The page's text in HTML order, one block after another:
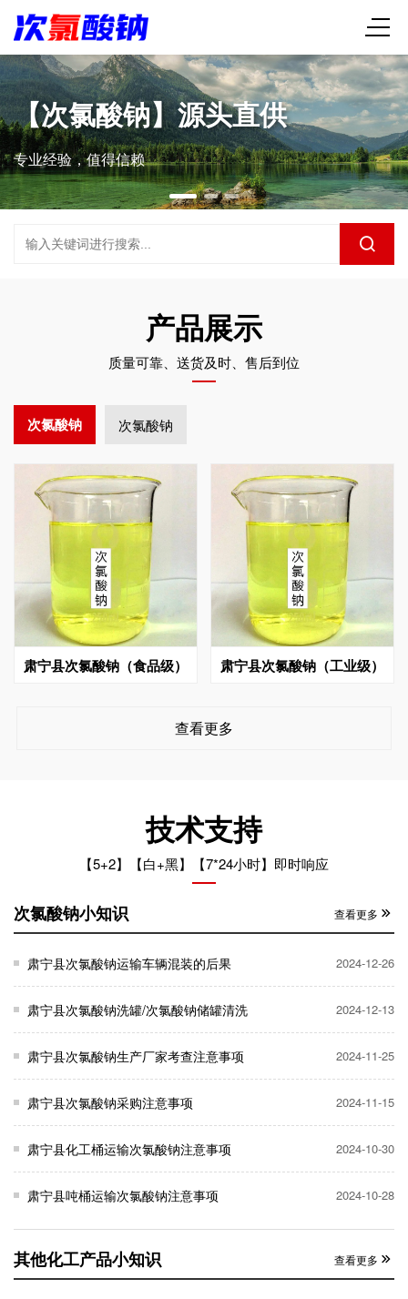
质量可靠、送货及时
恪守质量底线，提供放心产品
产品展示
质量可靠、送货及时、售后到位
次氯酸钠 次氯酸钠
肃宁县次氯酸钠（食品级） 肃宁县次氯酸钠（工业级）
查看更多
技术支持
【5+2】【白+黑】【7*24小时】即时响应
次氯酸钠小知识 查看更多
肃宁县次氯酸钠运输车辆混装的后果 2024-12-26
肃宁县次氯酸钠洗罐/次氯酸钠储罐清洗 2024-12-13
肃宁县次氯酸钠生产厂家考查注意事项 2024-11-25
肃宁县次氯酸钠采购注意事项 2024-11-15
肃宁县化工桶运输次氯酸钠注意事项 2024-10-30
肃宁县吨桶运输次氯酸钠注意事项 2024-10-28
其他化工产品小知识 查看更多